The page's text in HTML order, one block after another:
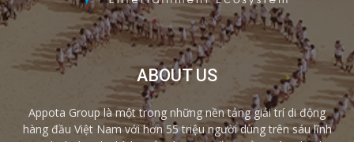
ABOUT US
Appota Group là một trong những nền tảng giải trí di động
hàng đầu Việt Nam với hơn 55 triệu người dùng trên sáu lĩnh